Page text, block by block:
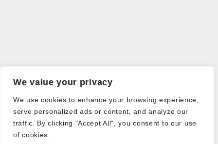
We value your privacy
We use cookies to enhance your browsing experience,
serve personalized ads or content, and analyze our
traffic. By clicking "Accept All", you consent to our use
of cookies.